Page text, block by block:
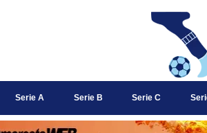
Serie A Serie B Serie C